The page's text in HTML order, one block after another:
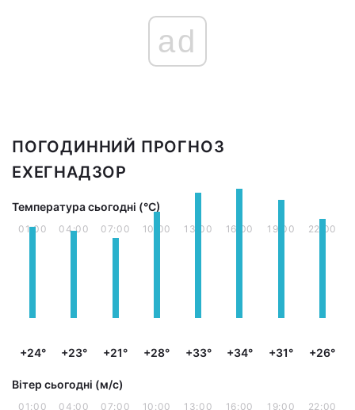
ad
ПОГОДИННИЙ ПРОГНОЗ
ЕХЕГНАДЗОР
Температура сьогодні (°С)
01:00
+24°
04:00
+23°
07:00
+21°
10:00
+28°
13:00
+33°
16:00
+34°
19:00
+31°
22:00
+26°
Вітер сьогодні (м/с)
01:00 04:00 07:00 10:00 13:00 16:00 19:00 22:00